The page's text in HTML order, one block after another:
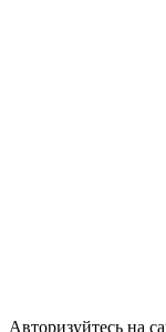
Авторизуйтесь на